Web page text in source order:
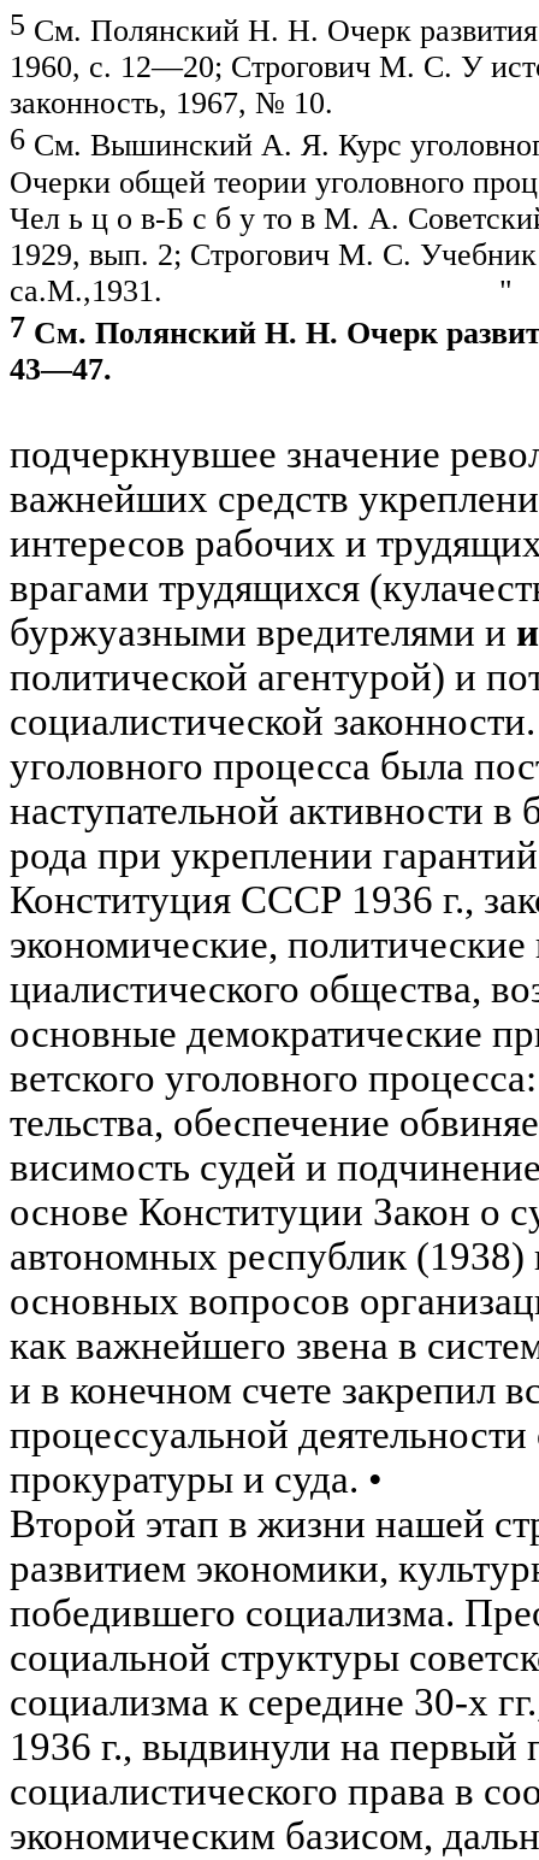
5 См. Полянский Н. Н. Очерк развития
1960, с. 12—20; Строгович М. С. У
законность, 1967, № 10.
6 См. Вышинский А. Я. Курс
Очерки общей теории уголовного
Чел ь ц о в-Б с б у то в М. А.
1929, вып. 2; Строгович М. С.
са.М.,1931. "
7 См. Полянский Н. Н. Очерк
43—47.
подчеркнувшее значение
важнейших средств
интересов рабочих и
врагами трудящихся
буржуазными вредителями и
политической агентурой) и
социалистической
уголовного процесса была
наступательной активности в
рода при укреплении
Конституция СССР 1936 г.,
экономические,
циалистического общества,
основные демократические
ветского уголовного
тельства, обеспечение
висимость судей и
основе Конституции Закон о
автономных республик (1938)
основных вопросов
как важнейшего звена в
и в конечном счете закрепил
процессуальной
прокуратуры и суда. •
Второй этап в жизни нашей
развитием экономики,
победившего социализма.
социальной структуры
социализма к середине 30-х
1936 г., выдвинули на первый
социалистического права в
экономическим базисом,